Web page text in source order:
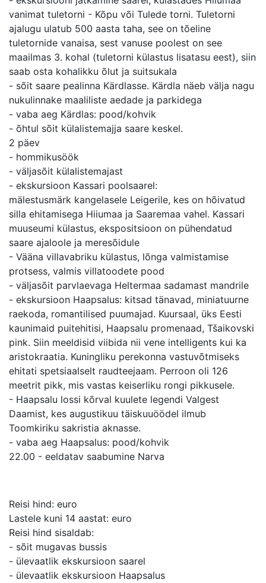
vanimat tuletorni - Kõpu või Tulede torni. Tuletorni
ajalugu ulatub 500 aasta taha, see on tõeline
tuletornide vanaisa, sest vanuse poolest on see
maailmas 3. kohal (tuletorni külastus lisatasu eest), siin
saab osta kohalikku õlut ja suitsukala
- sõit saare pealinna Kärdlasse. Kärdla näeb välja nagu
nukulinnake maaliliste aedade ja parkidega
- vaba aeg Kärdlas: pood/kohvik
- õhtul sõit külalistemajja saare keskel.
2 päev
- hommikusöök
- väljasõit külalistemajast
- ekskursioon Kassari poolsaarel:
mälestusmärk kangelasele Leigerile, kes on hõivatud
silla ehitamisega Hiiumaa ja Saaremaa vahel. Kassari
muuseumi külastus, ekspositsioon on pühendatud
saare ajaloole ja meresõidule
- Vääna villavabriku külastus, lõnga valmistamise
protsess, valmis villatoodete pood
- väljasõit parvlaevaga Heltermaa sadamast mandrile
- ekskursioon Haapsalus: kitsad tänavad, miniatuurne
raekoda, romantilised puumajad. Kuursaal, üks Eesti
kaunimaid puitehitisi, Haapsalu promenaad, Tšaikovski
pink. Siin meeldisid viibida nii vene intelligents kui ka
aristokraatia. Kuningliku perekonna vastuvõtmiseks
ehitati spetsiaalselt raudteejaam. Perroon oli 126
meetrit pikk, mis vastas keiserliku rongi pikkusele.
- Haapsalu lossi kõrval kuulete legendi Valgest
Daamist, kes augustikuu täiskuuöödel ilmub
Toomkiriku sakristia aknasse.
- vaba aeg Haapsalus: pood/kohvik
22.00 - eeldatav saabumine Narva
Reisi hind: euro
Lastele kuni 14 aastat: euro
Reisi hind sisaldab:
- sõit mugavas bussis
- ülevaatlik ekskursioon saarel
- ülevaatlik ekskursioon Haapsalus